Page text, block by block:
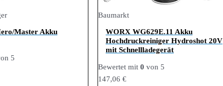
Master Akku
5
Baumarkt
WORX WG629E.11 Akku
Hochdruckreiniger Hydroshot 20V
mit Schnellladegerät
Bewertet mit 0 von 5
147,06 €